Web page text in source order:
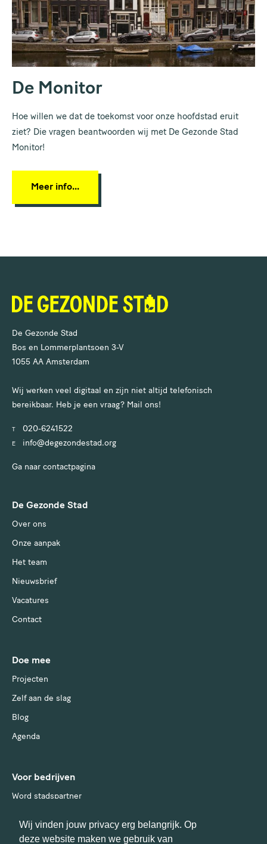
Wij vinden jouw privacy erg belangrijk. Op
deze website maken we gebruik van
De Monitor
Hoe willen we dat de toekomst voor onze hoofdstad eruit
ziet? Die vragen beantwoorden wij met De Gezonde Stad
Monitor!
Meer info...
De Gezonde Stad
Bos en Lommerplantsoen 3-V
1055 AA Amsterdam
Wij werken veel digitaal en zijn niet altijd telefonisch
bereikbaar. Heb je een vraag? Mail ons!
T 020-6241522
E info@degezondestad.org
Ga naar contactpagina
De Gezonde Stad
Over ons
Onze aanpak
Het team
Nieuwsbrief
Vacatures
Contact
Doe mee
Projecten
Zelf aan de slag
Blog
Agenda
Voor bedrijven
Word stadspartner